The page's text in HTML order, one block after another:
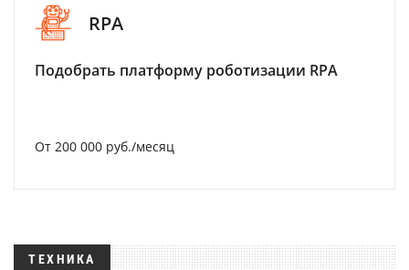
RPA
Подобрать платформу роботизации RPA
От 200 000 руб./месяц
ТЕХНИКА